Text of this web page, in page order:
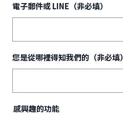
電子郵件或 LINE（非必填）
您是從哪裡得知我們的（非必填）
感興趣的功能